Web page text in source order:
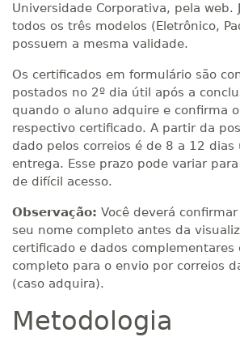
Universidade Corporativa, pela web.
todos os três modelos (Eletrônico,
possuem a mesma validade.
Os certificados em formulário são
postados no 2º dia útil após a
quando o aluno adquire e confirma
respectivo certificado. A partir da
dado pelos correios é de 8 a 12 dias
entrega. Esse prazo pode variar
de difícil acesso.
Observação: Você deverá
seu nome completo antes da
certificado e dados complementares
completo para o envio por correios
(caso adquira).
Metodologia